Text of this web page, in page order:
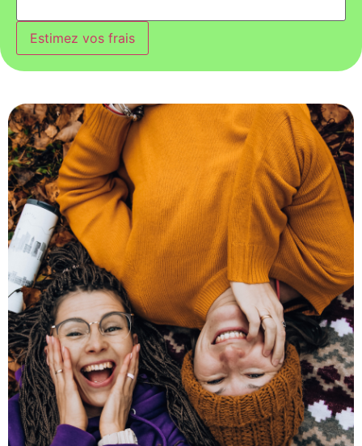
Estimez vos frais